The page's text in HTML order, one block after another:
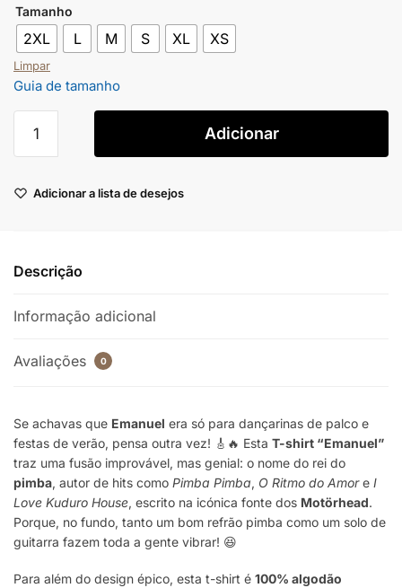
Tamanho
2XL L M S XL XS
Limpar
Guia de tamanho
Adicionar
Adicionar a lista de desejos
Descrição
Informação adicional
Avaliações 0
Se achavas que Emanuel era só para dançarinas de palco e
festas de verão, pensa outra vez! 🎸🔥 Esta T-shirt “Emanuel”
traz uma fusão improvável, mas genial: o nome do rei do
pimba, autor de hits como Pimba Pimba, O Ritmo do Amore I
Love Kuduro House, escrito na icónica fonte dos Motörhead.
Porque, no fundo, tanto um bom refrão pimba como um solo de
guitarra fazem toda a gente vibrar! 😆
Para além do design épico, esta t-shirt é 100% algodão